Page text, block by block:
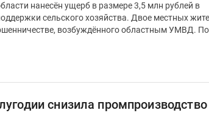
нанесён ущерб в размере 3,5 млн рублей в
сельского хозяйства. Двое местных
возбуждённого областным УМВД. По
снизила